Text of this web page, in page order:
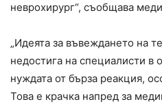
неврохирург“, съобщава
„Идеята за въвеждането на
недостига на специалисти в
нуждата от бърза реакция,
Това е крачка напред за